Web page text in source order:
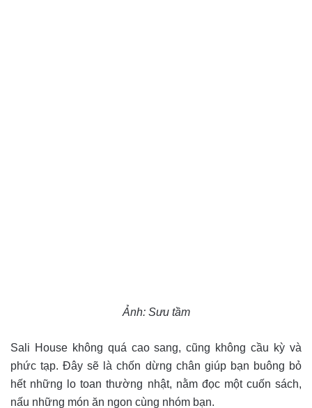
Ảnh: Sưu tầm
Sali House không quá cao sang, cũng không cầu kỳ và
phức tạp. Đây sẽ là chốn dừng chân giúp bạn buông bỏ
hết những lo toan thường nhật, nằm đọc một cuốn sách,
nấu những món ăn ngon cùng nhóm bạn.